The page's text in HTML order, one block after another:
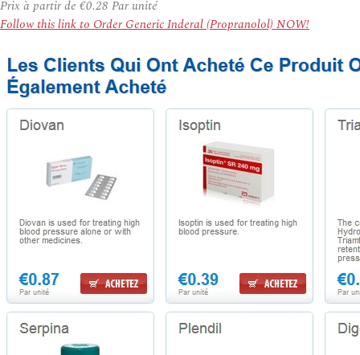
Prix à partir de €0.28 Par unité
Follow this link to Order Generic Inderal (Propranolol) NOW!